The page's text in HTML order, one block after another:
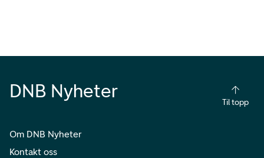
DNB Nyheter
Til topp
Om DNB Nyheter
Kontakt oss